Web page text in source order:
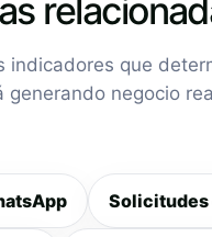
indicadores que
generando negocio
Solicitudes